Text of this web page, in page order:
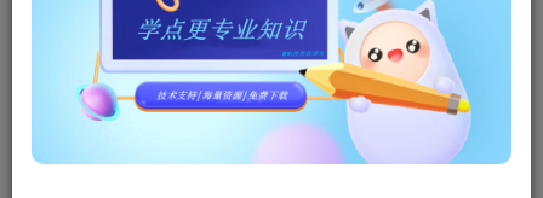
本站的资源转载自国内外各大媒体和网络，仅供试玩体
验。如果您喜欢该游戏内容，请支持正版 →→→正版购买
游戏介绍
《禁闭求生》是Xbox Game Studios和黑曜石娱乐公布